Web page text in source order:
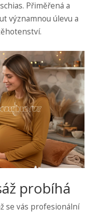
Přiměřená a
významnou úlevu a
probíhá
se vás profesionální